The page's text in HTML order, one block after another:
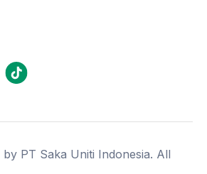
by PT Saka Uniti Indonesia. All